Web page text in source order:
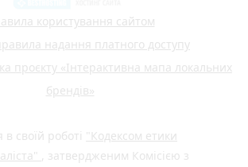
користування сайтом
надання платного доступу
проєкту «Інтерактивна мапа локальних
брендів»
своїй роботі "Кодексом етики
, затвердженим Комісією з